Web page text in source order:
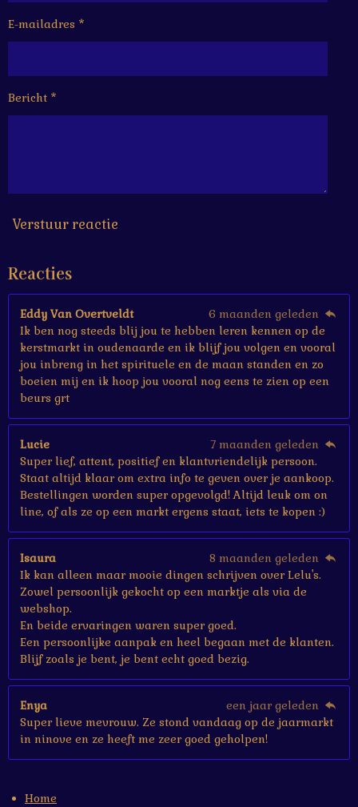
1
6
6
6
s
r
r
e
n
e
n
e
n
e
n
E-mailadres *
Bericht *
Verstuur reactie
Reacties
Eddy Van Overtveldt
6 maanden geleden
Ik ben nog steeds blij jou te hebben leren kennen op de
kerstmarkt in oudenaarde en ik blijf jou volgen en vooral
jou inbreng in het spirituele en de maan standen en zo
boeien mij en ik hoop jou vooral nog eens te zien op een
beurs grt
Lucie
7 maanden geleden
Super lief, attent, positief en klantvriendelijk persoon.
Staat altijd klaar om extra info te geven over je aankoop.
Bestellingen worden super opgevolgd! Altijd leuk om on
line, of als ze op een markt ergens staat, iets te kopen :)
Isaura
8 maanden geleden
Ik kan alleen maar mooie dingen schrijven over Lelu's.
Zowel persoonlijk gekocht op een marktje als via de
webshop.
En beide ervaringen waren super goed.
Een persoonlijke aanpak en heel begaan met de klanten.
Blijf zoals je bent, je bent echt goed bezig.
Enya
een jaar geleden
Super lieve mevrouw. Ze stond vandaag op de jaarmarkt
in ninove en ze heeft me zeer goed geholpen!
Home